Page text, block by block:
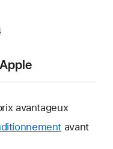
avantageux
avant